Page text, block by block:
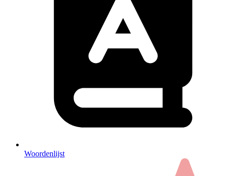
Woordenlijst